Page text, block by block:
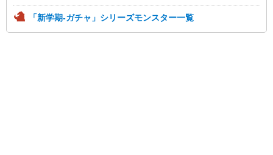
「新学期-ガチャ」シリーズモンスター一覧